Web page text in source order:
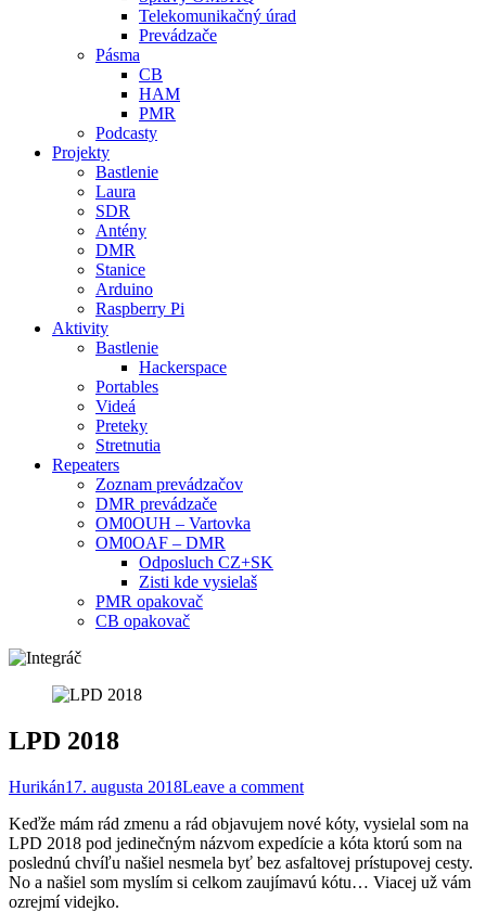
Telekomunikačný úrad
Prevádzače
Pásma
CB
HAM
PMR
Podcasty
Projekty
Bastlenie
Laura
SDR
Antény
DMR
Stanice
Arduino
Raspberry Pi
Aktivity
Bastlenie
Hackerspace
Portables
Videá
Preteky
Stretnutia
Repeaters
Zoznam prevádzačov
DMR prevádzače
OM0OUH – Vartovka
OM0OAF – DMR
Odposluch CZ+SK
Zisti kde vysielaš
PMR opakovač
CB opakovač
LPD 2018
Hurikán17. augusta 2018Leave a comment
Keďže mám rád zmenu a rád objavujem nové kóty, vysielal som na
LPD 2018 pod jedinečným názvom expedície a kóta ktorú som na
poslednú chvíľu našiel nesmela byť bez asfaltovej prístupovej cesty.
No a našiel som myslím si celkom zaujímavú kótu… Viacej už vám
ozrejmí videjko.